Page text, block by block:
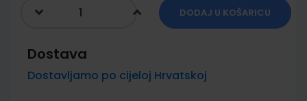
DODAJ U KOŠARICU
Dostava
Dostavljamo po cijeloj Hrvatskoj